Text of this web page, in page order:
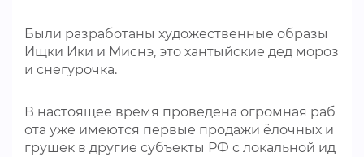
Были разработаны художественные образы
Ищки Ики и Миснэ, это хантыйские дед мороз
и снегурочка.
В настоящее время проведена огромная раб
ота уже имеются первые продажи ёлочных и
грушек в другие субъекты РФ с локальной ид